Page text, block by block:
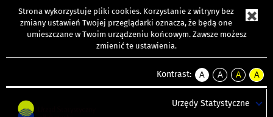
Strona wykorzystuje pliki cookies. Korzystanie z witryny bez
zmiany ustawień Twojej przeglądarki oznacza, że będą one
umieszczane w Twoim urządzeniu końcowym. Zawsze możesz
zmienić te ustawienia.
Kontrast:
A
kontrast
A
kontrast
tekst
A
kontrast
tekst
A
tekst
Urzędy Statystyczne